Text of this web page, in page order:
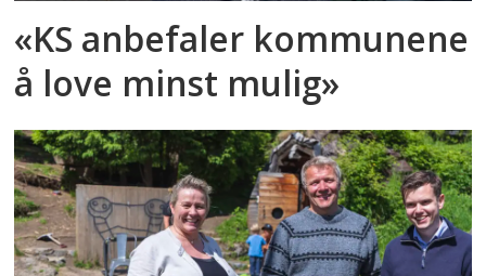
«KS anbefaler kommunene
å love minst mulig»